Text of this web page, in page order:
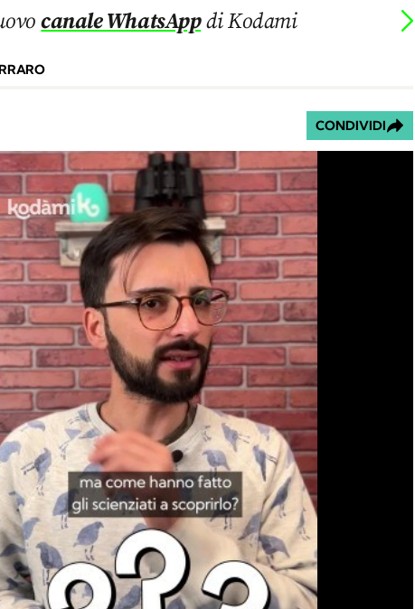
canale WhatsAppdi Kodami
CONDIVIDI